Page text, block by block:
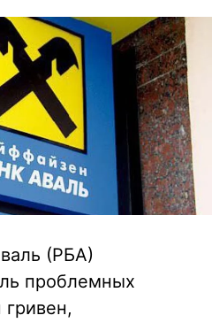
(РБА)
проблемных